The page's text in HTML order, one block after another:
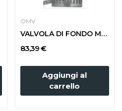
OMV
VALVOLA DI FONDO MANICOTTO PORTAGOMMA d. 80...
83,39 €
Aggiungi al
carrello